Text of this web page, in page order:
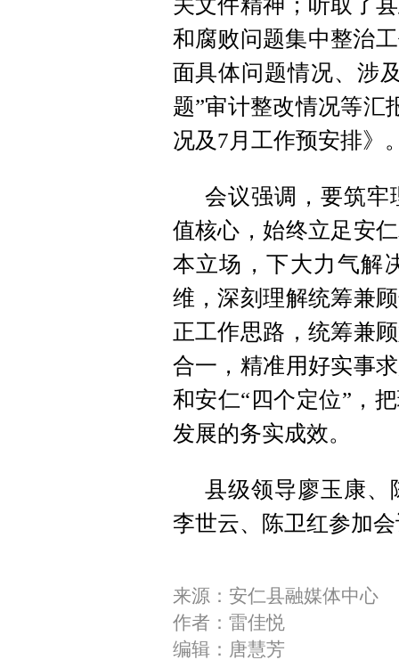
关文件精神；听取了
和腐败问题集中整治
面具体问题情况、涉
题”审计整改情况等汇
况及7月工作预安排》
会议强调，要筑牢
值核心，始终立足安
本立场，下大力气解
维，深刻理解统筹兼
正工作思路，统筹兼
合一，精准用好实事
和安仁“四个定位”，
发展的务实成效。
县级领导廖玉康、
李世云、陈卫红参加
来源：安仁县融媒体中心
作者：雷佳悦
编辑：唐慧芳